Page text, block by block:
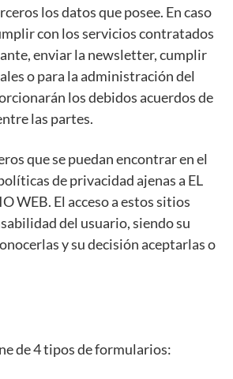
los datos que posee. En caso
con los servicios contratados
enviar la newsletter, cumplir
o para la administración del
los debidos acuerdos de
las partes.
que se puedan encontrar en el
de privacidad ajenas a EL
WEB. El acceso a estos sitios
del usuario, siendo su
y su decisión aceptarlas o
de 4 tipos de formularios: